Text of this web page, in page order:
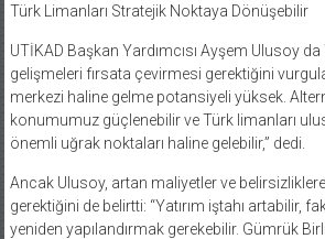
Türk Limanları Stratejik Noktaya Dönüşebilir
UTİKAD Başkan Yardımcısı Ayşem Ulusoy da
gelişmeleri fırsata çevirmesi gerektiğini
merkezi haline gelme potansiyeli yüksek.
konumumuz güçlenebilir ve Türk limanları
önemli uğrak noktaları haline gelebilir,” dedi.
Ancak Ulusoy, artan maliyetler ve
gerektiğini de belirtti: “Yatırım iştahı artabilir,
yeniden yapılandırmak gerekebilir. Gümrük